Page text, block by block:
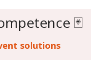
🃏
solutions